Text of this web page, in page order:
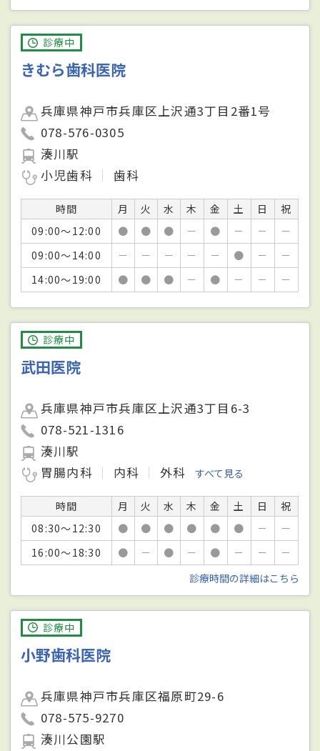
診療中
きむら歯科医院
兵庫県神戸市兵庫区上沢通3丁目2番1号
078-576-0305
湊川駅
小児歯科
歯科
時間 月 火 水 木 金 土 日
祝
09:00～12:00
● ● ● － ● － －
－
09:00～14:00
－ － － － － ● －
－
14:00～19:00
● ● ● － ● － － －
診療中
武田医院
兵庫県神戸市兵庫区上沢通3丁目6-3
078-521-1316
湊川駅
胃腸内科
内科 外科 すべて見る
時間 月 火 水 木 金 土 日
祝
08:30～12:30
● ● ● ● ● ● －
－
16:00～18:30
● － ● － ● － －
－
診療時間の詳細はこちら
診療中
小野歯科医院
兵庫県神戸市兵庫区福原町29-6
078-575-9270
湊川公園駅